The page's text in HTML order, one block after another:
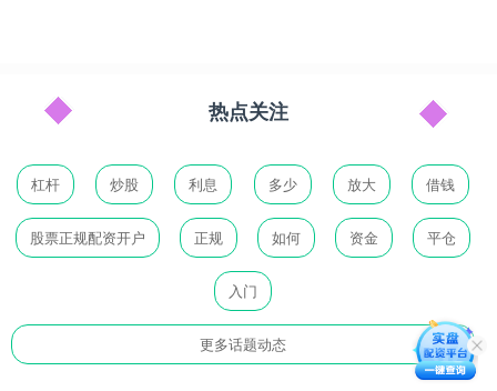
热点关注
杠杆 炒股 利息 多少 放大 借钱
股票正规配资开户 正规 如何 资金 平仓
入门
更多话题动态